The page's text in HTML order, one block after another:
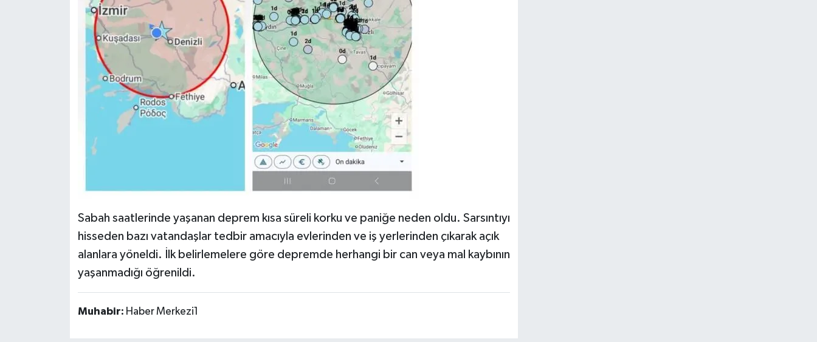
Sabah saatlerinde yaşanan deprem kısa süreli korku ve paniğe neden oldu. Sarsıntıyı
hisseden bazı vatandaşlar tedbir amacıyla evlerinden ve iş yerlerinden çıkarak açık
alanlara yöneldi. İlk belirlemelere göre depremde herhangi bir can veya mal kaybının
yaşanmadığı öğrenildi.
Muhabir: Haber Merkezi1